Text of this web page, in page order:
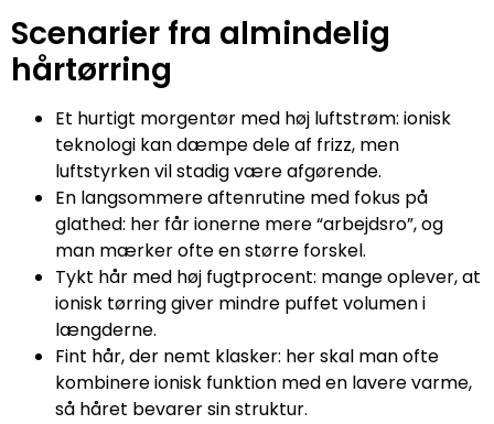
Scenarier fra almindelig
hårtørring
Et hurtigt morgentør med høj luftstrøm: ionisk
teknologi kan dæmpe dele af frizz, men
luftstyrken vil stadig være afgørende.
En langsommere aftenrutine med fokus på
glathed: her får ionerne mere “arbejdsro”, og
man mærker ofte en større forskel.
Tykt hår med høj fugtprocent: mange oplever, at
ionisk tørring giver mindre puffet volumen i
længderne.
Fint hår, der nemt klasker: her skal man ofte
kombinere ionisk funktion med en lavere varme,
så håret bevarer sin struktur.